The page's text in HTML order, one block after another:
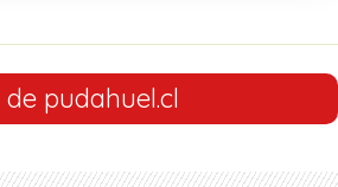
de pudahuel.cl